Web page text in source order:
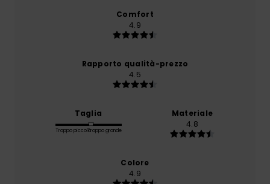
Comfort
4.9
Rapporto qualità-prezzo
4.5
Taglia
Troppo piccoloTroppo grande
Materiale
4.8
Colore
4.9